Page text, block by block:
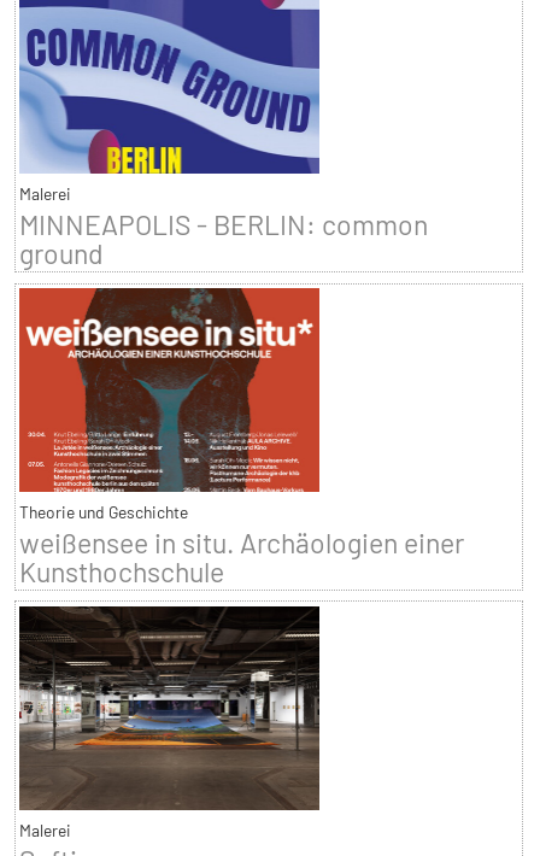
Malerei
MINNEAPOLIS - BERLIN: common
ground
Theorie und Geschichte
weißensee in situ. Archäologien einer
Kunsthochschule
Malerei